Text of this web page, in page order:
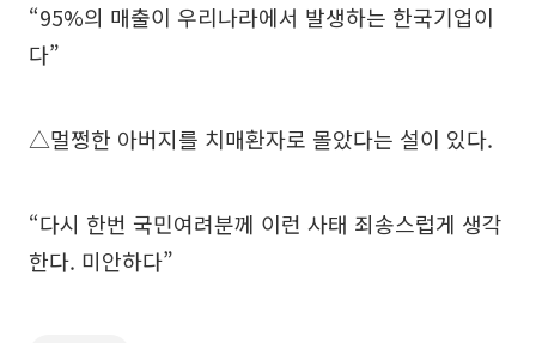
“95%의 매출이 우리나라에서 발생하는 한국기업이
다”
△멀쩡한 아버지를 치매환자로 몰았다는 설이 있다.
“다시 한번 국민여려분께 이런 사태 죄송스럽게 생각
한다. 미안하다”